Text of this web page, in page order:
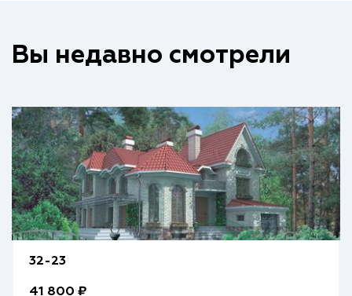
Вы недавно смотрели
32-23
41 800 ₽